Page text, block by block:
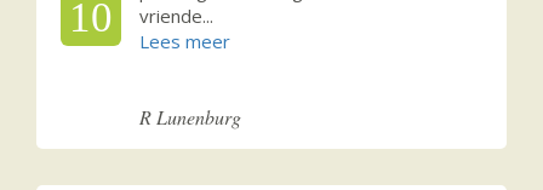
10
vriende...
R Lunenburg